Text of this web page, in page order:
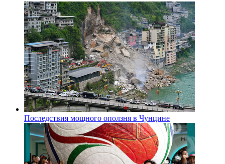
Последствия мощного оползня в Чунцине